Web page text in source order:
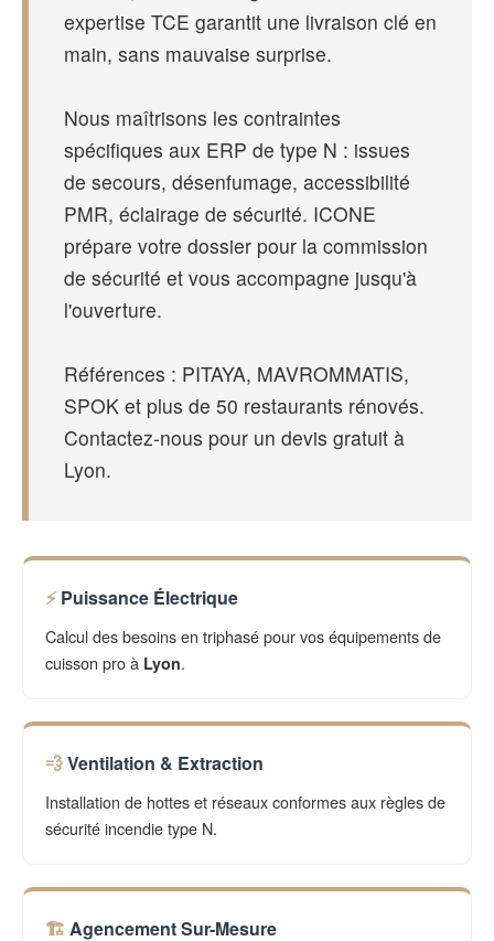
expertise TCE garantit une livraison clé en
main, sans mauvaise surprise.
Nous maîtrisons les contraintes
spécifiques aux ERP de type N : issues
de secours, désenfumage, accessibilité
PMR, éclairage de sécurité. ICONE
prépare votre dossier pour la commission
de sécurité et vous accompagne jusqu'à
l'ouverture.
Références : PITAYA, MAVROMMATIS,
SPOK et plus de 50 restaurants rénovés.
Contactez-nous pour un devis gratuit à
Lyon.
Puissance Électrique
Calcul des besoins en triphasé pour vos équipements de
cuisson pro à Lyon.
Ventilation & Extraction
Installation de hottes et réseaux conformes aux règles de
sécurité incendie type N.
Agencement Sur-Mesure